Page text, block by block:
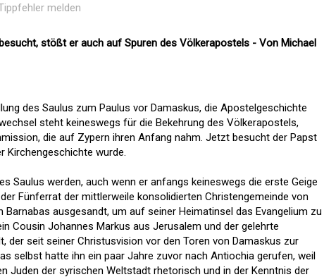
melden
stößt er auch auf Spuren des Völkerapostels - Von Michael
des Saulus zum Paulus vor Damaskus, die Apostelgeschichte
steht keineswegs für die Bekehrung des Völkerapostels,
die auf Zypern ihren Anfang nahm. Jetzt besucht der Papst
Kirchengeschichte wurde.
Saulus werden, auch wenn er anfangs keineswegs die erste Geige
Fünferrat der mittlerweile konsolidierten Christengemeinde von
ausgesandt, um auf seiner Heimatinsel das Evangelium zu
Cousin Johannes Markus aus Jerusalem und der gelehrte
der seit seiner Christusvision vor den Toren von Damaskus zur
selbst hatte ihn ein paar Jahre zuvor nach Antiochia gerufen, weil
Juden der syrischen Weltstadt rhetorisch und in der Kenntnis der